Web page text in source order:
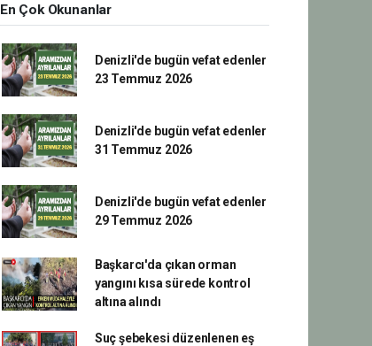
En Çok Okunanlar
Denizli'de bugün vefat edenler
23 Temmuz 2026
Denizli'de bugün vefat edenler
31 Temmuz 2026
Denizli'de bugün vefat edenler
29 Temmuz 2026
Başkarcı'da çıkan orman
yangını kısa sürede kontrol
altına alındı
Suç şebekesi düzenlenen eş